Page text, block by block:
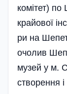
комітет) по
крайової
ри на
очолив
музей у м.
створення